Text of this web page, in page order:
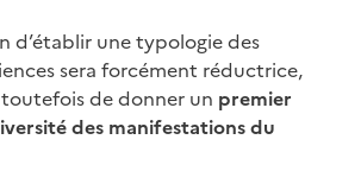
d’établir une typologie des
sera forcément réductrice,
de donner un premier
des manifestations du